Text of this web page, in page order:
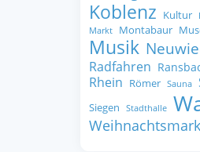
Koblenz Kultur
Markt Montabaur
Musik
Radfahren
Rhein Römer Sauna
Siegen Stadthalle